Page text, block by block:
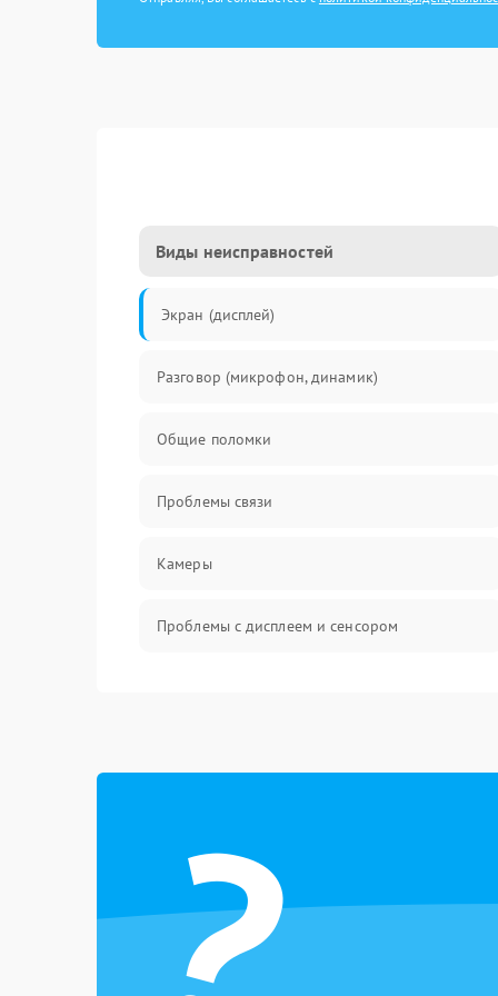
Виды неисправностей
Экран (дисплей)
Разговор (микрофон, динамик)
Общие поломки
Проблемы связи
Камеры
Проблемы с дисплеем и сенсором
аккумулятором